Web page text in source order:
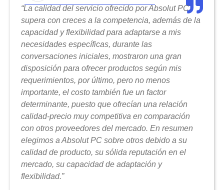
“La calidad del servicio ofrecido por Absolut PC
supera con creces a la competencia, además de la
capacidad y flexibilidad para adaptarse a mis
necesidades específicas, durante las
conversaciones iniciales, mostraron una gran
disposición para ofrecer productos según mis
requerimientos, por último, pero no menos
importante, el costo también fue un factor
determinante, puesto que ofrecían una relación
calidad-precio muy competitiva en comparación
con otros proveedores del mercado. En resumen
elegimos a Absolut PC sobre otros debido a su
calidad de producto, su sólida reputación en el
mercado, su capacidad de adaptación y
flexibilidad.”